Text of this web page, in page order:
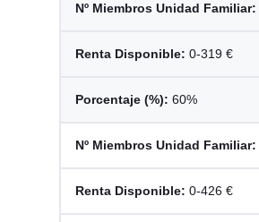
0-319 €
60%
0-426 €